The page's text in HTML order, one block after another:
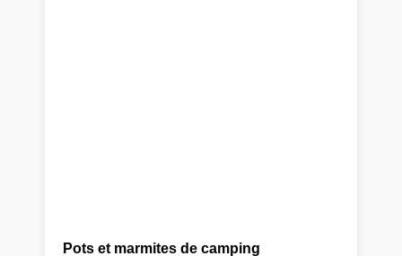
Pots et marmites de camping